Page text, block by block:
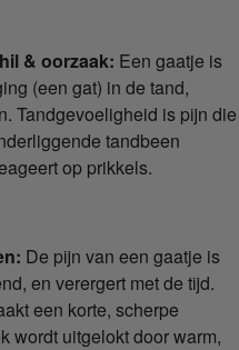
& oorzaak: Een gaatje is
(een gat) in de tand,
Tandgevoeligheid is pijn die
tandbeen
op prikkels.
De pijn van een gaatje is
en verergert met de tijd.
een korte, scherpe
wordt uitgelokt door warm,